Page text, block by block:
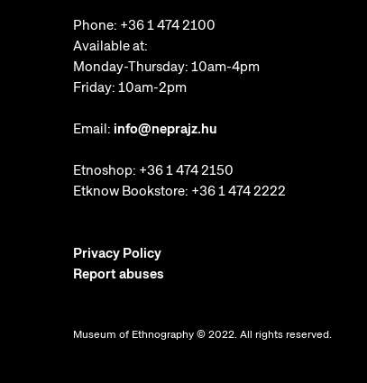
Phone: +36 1 474 2100
Available at:
Monday-Thursday: 10am-4pm
Friday: 10am-2pm
Email: info@neprajz.hu
Etnoshop: +36 1 474 2150
Etknow Bookstore: +36 1 474 2222
Privacy Policy
Report abuses
Museum of Ethnography © 2022. All rights reserved.